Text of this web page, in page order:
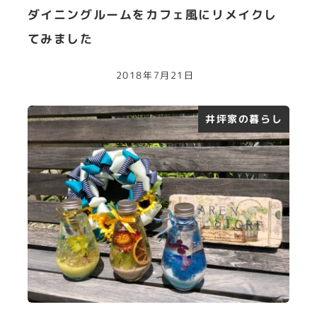
ダイニングルームをカフェ風にリメイクし
てみました
2018年7月21日
井坪家の暮らし